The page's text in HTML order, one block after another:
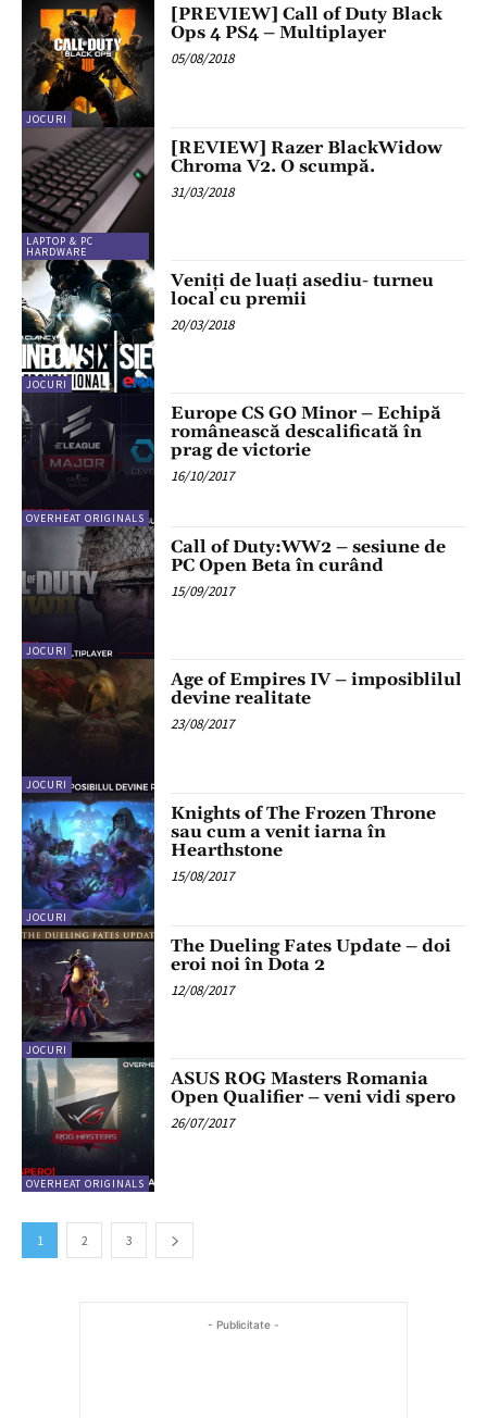
JOCURI
[PREVIEW] Call of Duty Black
Ops 4 PS4 – Multiplayer
05/08/2018
LAPTOP & PC
HARDWARE
[REVIEW] Razer BlackWidow
Chroma V2. O scumpă.
31/03/2018
JOCURI
Veniți de luați asediu- turneu
local cu premii
20/03/2018
OVERHEAT ORIGINALS
Europe CS GO Minor – Echipă
românească descalificată în
prag de victorie
16/10/2017
JOCURI
Call of Duty:WW2 – sesiune de
PC Open Beta în curând
15/09/2017
JOCURI
Age of Empires IV – imposiblilul
devine realitate
23/08/2017
JOCURI
Knights of The Frozen Throne
sau cum a venit iarna în
Hearthstone
15/08/2017
JOCURI
The Dueling Fates Update – doi
eroi noi în Dota 2
12/08/2017
OVERHEAT ORIGINALS
ASUS ROG Masters Romania
Open Qualifier – veni vidi spero
26/07/2017
1 2 3
- Publicitate -